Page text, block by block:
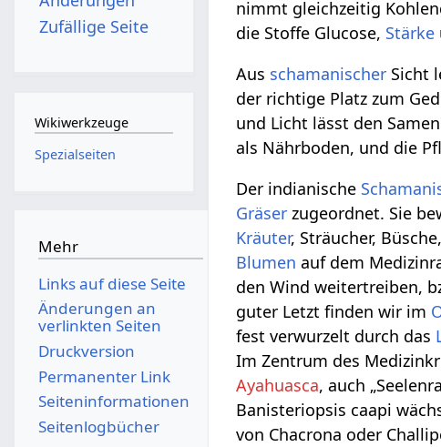
nimmt gleichzeitig
die Stoffe Glucose, Stärke
Aus schamanischer Sicht
der richtige Platz zum
und Licht lässt den
als Nährboden, und die
Der indianische
Gräser zugeordnet. Sie
Kräuter, Sträucher,
Blumen auf dem
den Wind weitertreiben,
guter Letzt finden wir im
fest verwurzelt durch das
Im Zentrum des
Ayahuasca, auch
Banisteriopsis caapi
von Chacrona oder
Zufällige Seite
Wikiwerkzeuge
Spezialseiten
Mehr
Links auf diese Seite
Änderungen an
verlinkten Seiten
Druckversion
Permanenter Link
Seiten­­informationen
Seitenlogbücher